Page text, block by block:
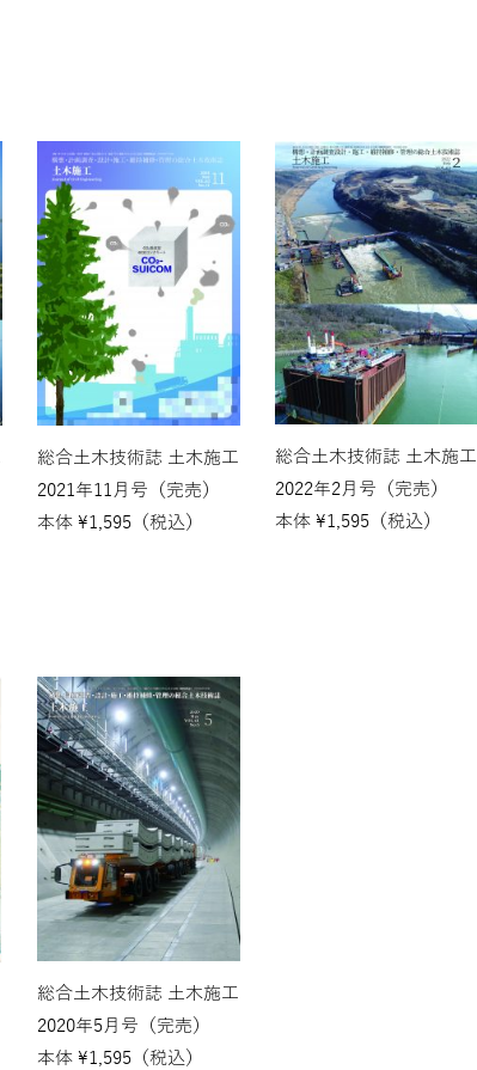
総合土木技術誌 土木施工
2021年11月号（完売）
本体 ¥1,595 （税込）
総合土木技術誌 土木施工
2022年2月号（完売）
本体 ¥1,595 （税込）
総合土木技術誌 土木施工
2020年5月号（完売）
本体 ¥1,595 （税込）